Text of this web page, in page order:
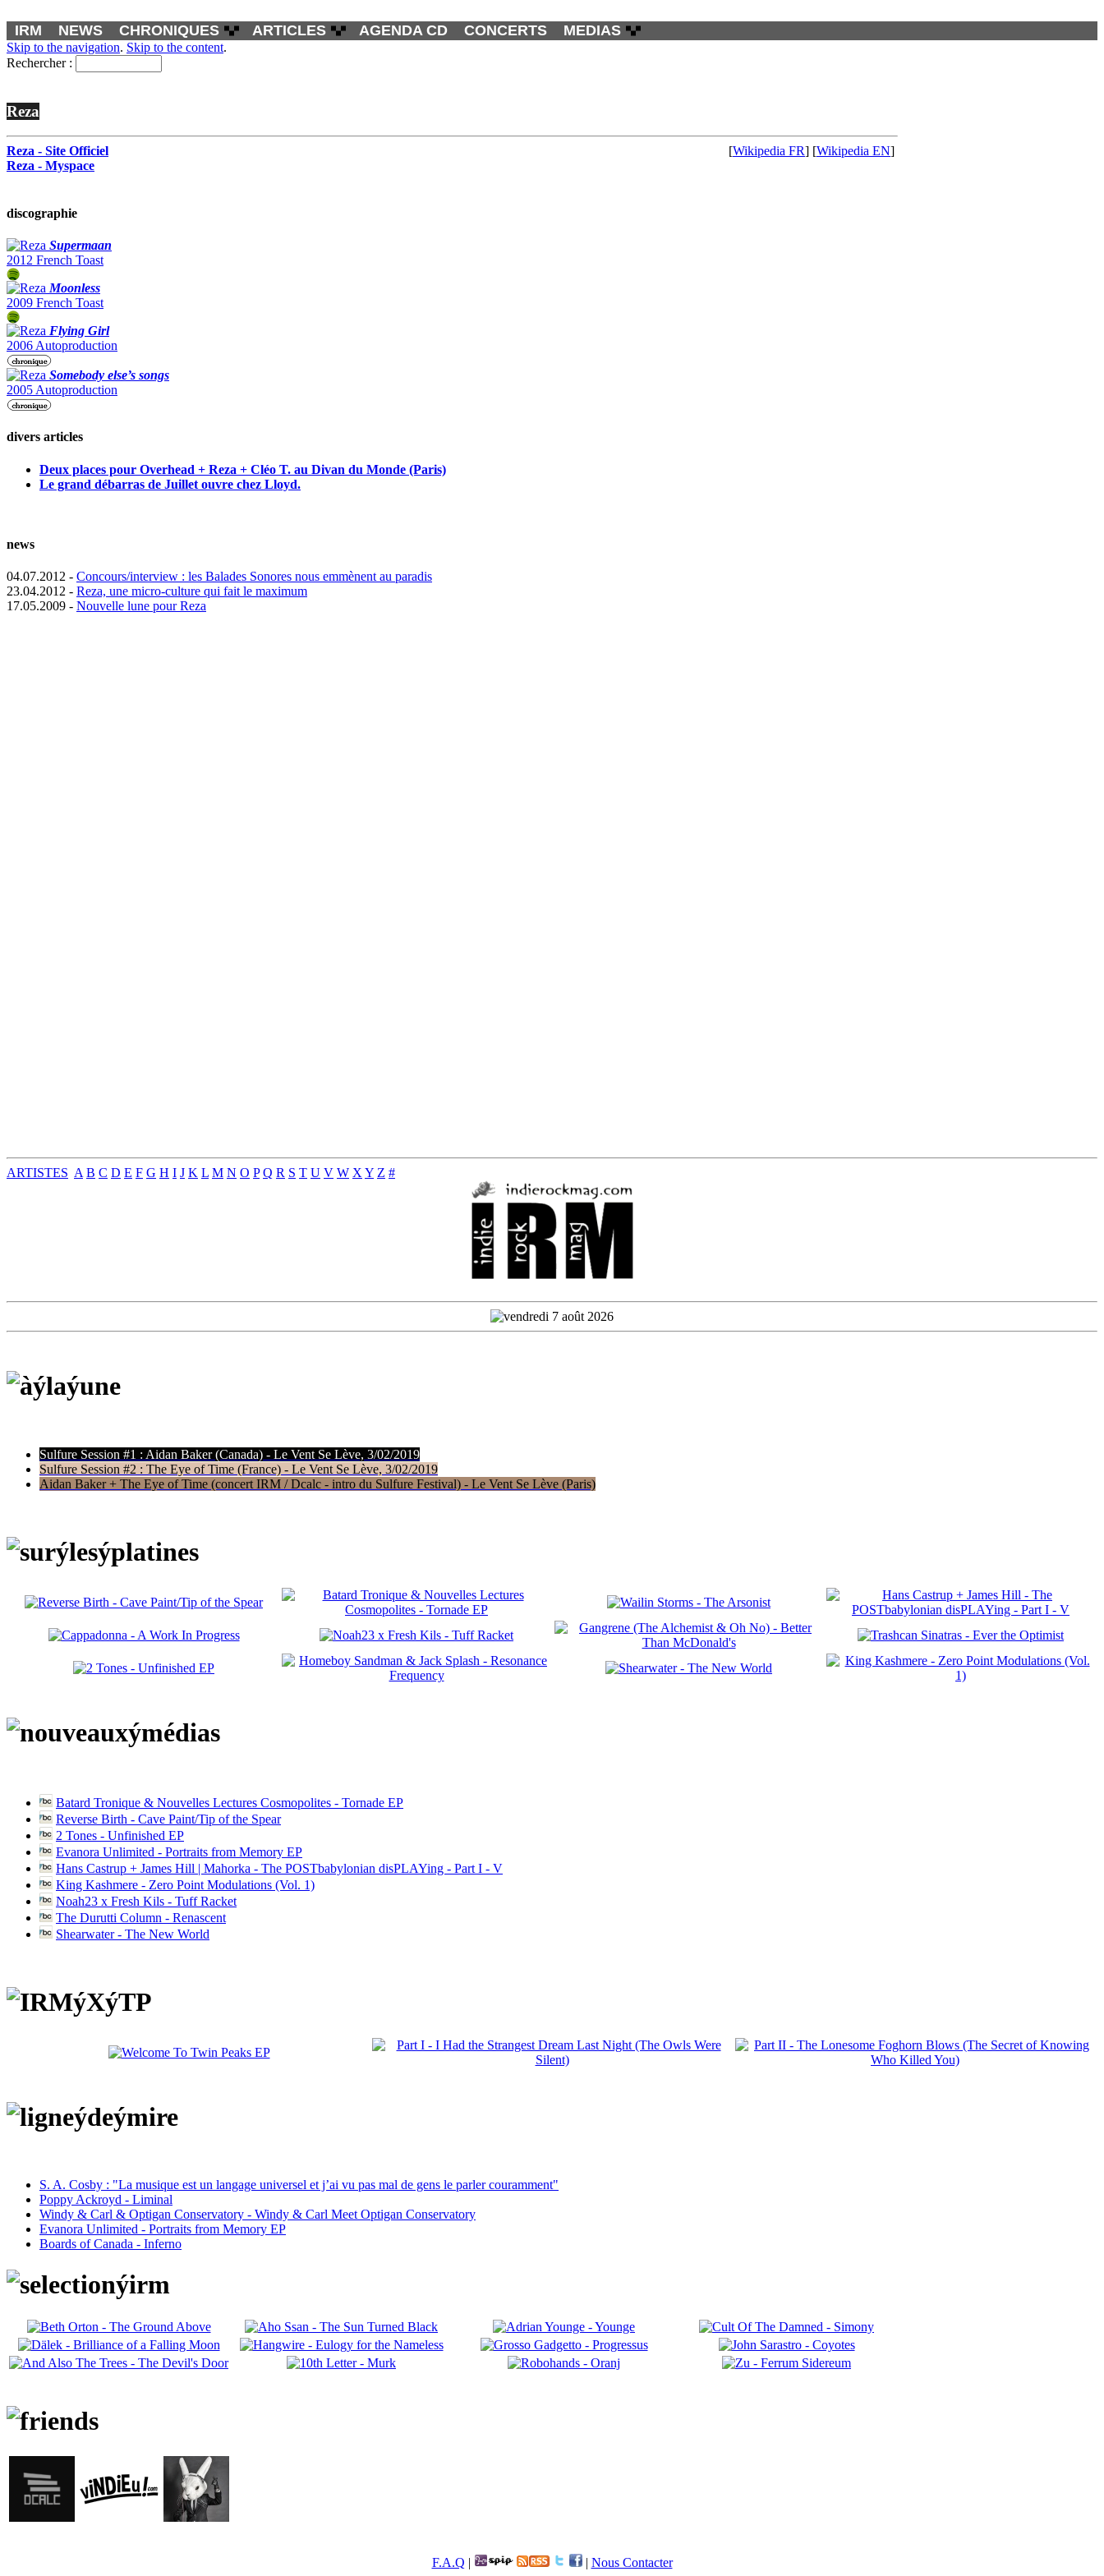
IRM NEWS CHRONIQUES ARTICLES AGENDA CD CONCERTS MEDIAS
Skip to the navigation. Skip to the content.
Rechercher :
Reza
[Wikipedia FR] [Wikipedia EN]
Reza - Site Officiel
Reza - Myspace
discographie
Supermaan
2012 French Toast
Moonless
2009 French Toast
Flying Girl
2006 Autoproduction
Somebody else’s songs
2005 Autoproduction
divers articles
Deux places pour Overhead + Reza + Cléo T. au Divan du Monde (Paris)
Le grand débarras de Juillet ouvre chez Lloyd.
news
04.07.2012 - Concours/interview : les Balades Sonores nous emmènent au paradis
23.04.2012 - Reza, une micro-culture qui fait le maximum
17.05.2009 - Nouvelle lune pour Reza
ARTISTES A B C D E F G H I J K L M N O P Q R S T U V W X Y Z #
Sulfure Session #1 : Aidan Baker (Canada) - Le Vent Se Lève, 3/02/2019
Sulfure Session #2 : The Eye of Time (France) - Le Vent Se Lève, 3/02/2019
Aidan Baker + The Eye of Time (concert IRM / Dcalc - intro du Sulfure Festival) - Le Vent Se Lève (Paris)
Batard Tronique & Nouvelles Lectures Cosmopolites - Tornade EP
Reverse Birth - Cave Paint/Tip of the Spear
2 Tones - Unfinished EP
Evanora Unlimited - Portraits from Memory EP
Hans Castrup + James Hill | Mahorka - The POSTbabylonian disPLAYing - Part I - V
King Kashmere - Zero Point Modulations (Vol. 1)
Noah23 x Fresh Kils - Tuff Racket
The Durutti Column - Renascent
Shearwater - The New World
S. A. Cosby : "La musique est un langage universel et j’ai vu pas mal de gens le parler couramment"
Poppy Ackroyd - Liminal
Windy & Carl & Optigan Conservatory - Windy & Carl Meet Optigan Conservatory
Evanora Unlimited - Portraits from Memory EP
Boards of Canada - Inferno
F.A.Q | | Nous Contacter